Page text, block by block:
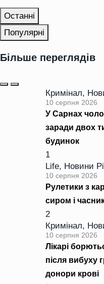
Останні
Популярні
Більше переглядів
Кримінал,
10 серпня 2026
У Сарнах
заради двох
будинок
1
Life, Новини
10 серпня 2026
Рулетики з
сиром і
2
Кримінал,
10 серпня 2026
Лікарі
після вибуху
донори крові